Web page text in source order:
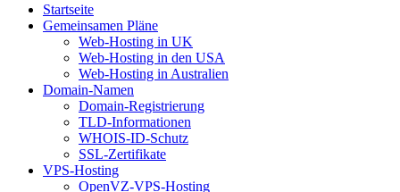
Startseite
Gemeinsamen Pläne
Web-Hosting in UK
Web-Hosting in den USA
Web-Hosting in Australien
Domain-Namen
Domain-Registrierung
TLD-Informationen
WHOIS-ID-Schutz
SSL-Zertifikate
VPS-Hosting
OpenVZ-VPS-Hosting